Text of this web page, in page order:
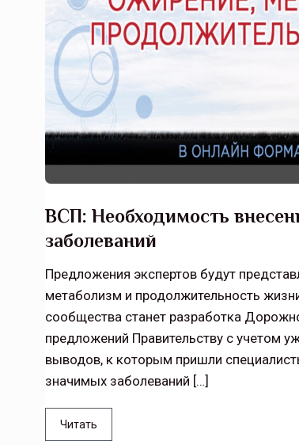
ВСП: Необходимость
заболеваний
Предложения экспертов будут
метаболизм и продолжительность
сообщества станет разработка
предложений Правительству с учетом
выводов, к которым пришли
значимых заболеваний […]
Читать